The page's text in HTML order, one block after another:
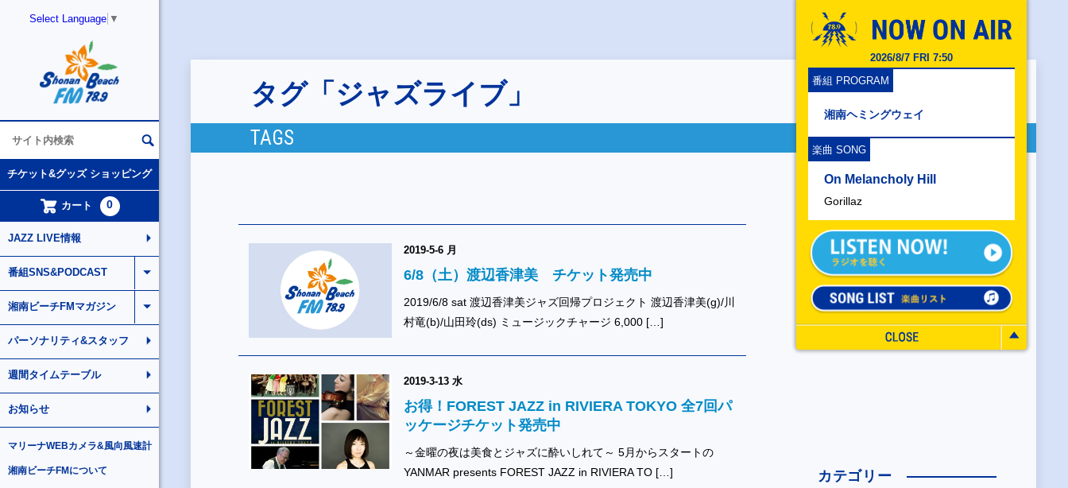
Select Language ▼
2026/8/7 FRI 7:50
番組 PROGRAM
湘南ヘミングウェイ
楽曲 SONG
On Melancholy Hill
Gorillaz
チケット&グッズ ショッピング
カート 0
JAZZ LIVE情報
番組SNS&PODCAST
湘南ビーチFMマガジン
パーソナリティ&スタッフ
週間タイムテーブル
お知らせ
マリーナWEBカメラ&風向風速計
湘南ビーチFMについて
タグ「ジャズライブ」
TAGS
2019-5-6 月
6/8（土）渡辺香津美 チケット発売中
2019/6/8 sat 渡辺香津美ジャズ回帰プロジェクト 渡辺香津美(g)/川
村竜(b)/山田玲(ds) ミュージックチャージ 6,000 […]
2019-3-13 水
お得！FOREST JAZZ in RIVIERA TOKYO 全7回パ
ッケージチケット発売中
～金曜の夜は美食とジャズに酔いしれて～ 5月からスタートの
YANMAR presents FOREST JAZZ in RIVIERA TO […]
カテゴリー